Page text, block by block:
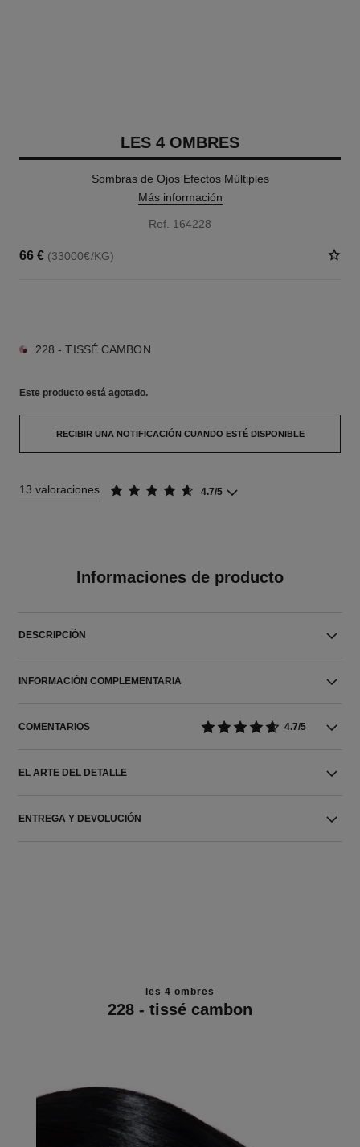
LES 4 OMBRES
Sombras de Ojos Efectos Múltiples
Más información
Ref. 164228
66 € (33000€/KG)
228 - TISSÉ CAMBON
Este producto está agotado.
RECIBIR UNA NOTIFICACIÓN CUANDO ESTÉ DISPONIBLE
13 valoraciones 4.7/5
Informaciones de producto
DESCRIPCIÓN
INFORMACIÓN COMPLEMENTARIA
COMENTARIOS 4.7/5
EL ARTE DEL DETALLE
ENTREGA Y DEVOLUCIÓN
les 4 ombres
228 - tissé cambon